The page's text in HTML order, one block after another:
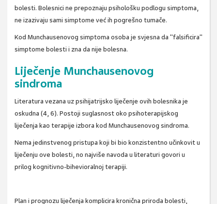
bolesti. Bolesnici ne prepoznaju psihološku podlogu simptoma,
ne izazivaju sami simptome već ih pogrešno tumače.
Kod Munchausenovog simptoma osoba je svjesna da "falsificira"
simptome bolesti i zna da nije bolesna.
Liječenje Munchausenovog
sindroma
Literatura vezana uz psihijatrijsko liječenje ovih bolesnika je
oskudna (4, 6). Postoji suglasnost oko psihoterapijskog
liječenja kao terapije izbora kod Munchausenovog sindroma.
Nema jedinstvenog pristupa koji bi bio konzistentno učinkovit u
liječenju ove bolesti, no najviše navoda u literaturi govori u
prilog kognitivno-bihevioralnoj terapiji.
Plan i prognozu liječenja komplicira kronična priroda bolesti,